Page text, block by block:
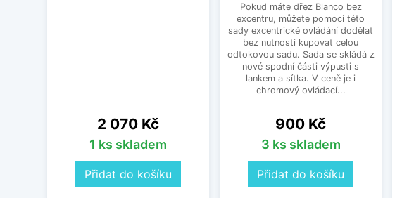
Cena
2 070 Kč
1 ks skladem
Přidat do košíku
Pokud máte dřez Blanco bez
excentru, můžete pomocí této
sady excentrické ovládání dodělat
bez nutnosti kupovat celou
odtokovou sadu. Sada se skládá z
nové spodní části výpusti s
lankem a sítka. V ceně je i
chromový ovládací...
Cena
900 Kč
3 ks skladem
Přidat do košíku